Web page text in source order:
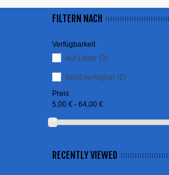
FILTERN NACH
Verfügbarkeit
Auf Lager (3)
Nicht verfügbar (2)
Preis
5,00 € - 64,00 €
RECENTLY VIEWED